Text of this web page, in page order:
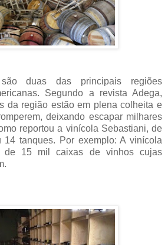
duas das principais regiões
Segundo a revista Adega,
da região estão em plena colheita e
deixando escapar milhares
reportou a vinícola Sebastiani, de
14 tanques. Por exemplo: A vinícola
de 15 mil caixas de vinhos cujas